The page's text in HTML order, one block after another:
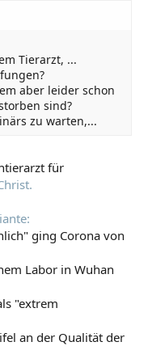
Tierarzt, ...
aber leider schon
sind?
zu warten,...
für
ging Corona von
Labor in Wuhan
"extrem
an der Qualität der